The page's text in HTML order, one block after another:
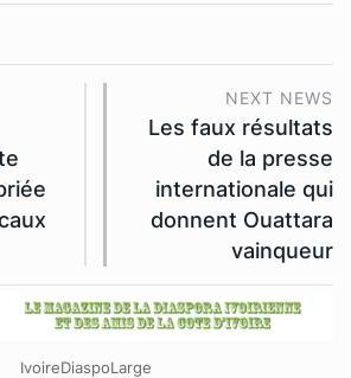
NEXT NEWS
Les faux résultats
de la presse
internationale qui
donnent Ouattara
vainqueur
IvoireDiaspoLarge